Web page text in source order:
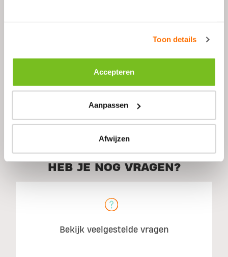
Toon details
Accepteren
Aanpassen
Afwijzen
Omschrijving
Aanbevolen gebruik
HEB JE NOG VRAGEN?
Bekijk veelgestelde vragen